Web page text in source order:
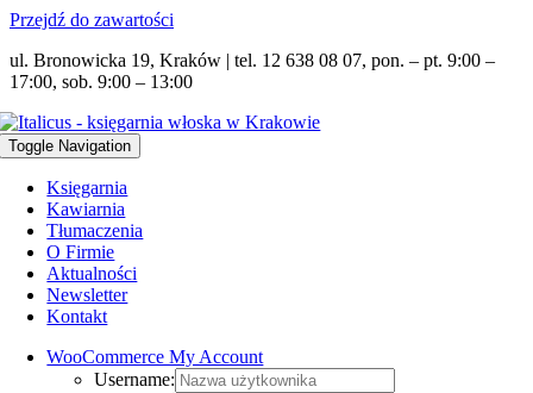
Przejdź do zawartości
ul. Bronowicka 19, Kraków | tel. 12 638 08 07, pon. – pt. 9:00 –
17:00, sob. 9:00 – 13:00
Toggle Navigation
Księgarnia
Kawiarnia
Tłumaczenia
O Firmie
Aktualności
Newsletter
Kontakt
WooCommerce My Account
Username: